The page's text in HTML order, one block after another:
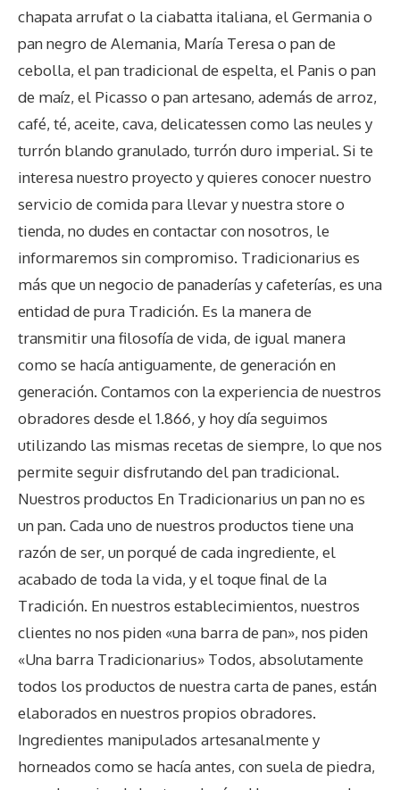
chapata arrufat o la ciabatta italiana, el Germania o
pan negro de Alemania, María Teresa o pan de
cebolla, el pan tradicional de espelta, el Panis o pan
de maíz, el Picasso o pan artesano, además de arroz,
café, té, aceite, cava, delicatessen como las neules y
turrón blando granulado, turrón duro imperial. Si te
interesa nuestro proyecto y quieres conocer nuestro
servicio de comida para llevar y nuestra store o
tienda, no dudes en contactar con nosotros, le
informaremos sin compromiso. Tradicionarius es
más que un negocio de panaderías y cafeterías, es una
entidad de pura Tradición. Es la manera de
transmitir una filosofía de vida, de igual manera
como se hacía antiguamente, de generación en
generación. Contamos con la experiencia de nuestros
obradores desde el 1.866, y hoy día seguimos
utilizando las mismas recetas de siempre, lo que nos
permite seguir disfrutando del pan tradicional.
Nuestros productos En Tradicionarius un pan no es
un pan. Cada uno de nuestros productos tiene una
razón de ser, un porqué de cada ingrediente, el
acabado de toda la vida, y el toque final de la
Tradición. En nuestros establecimientos, nuestros
clientes no nos piden «una barra de pan», nos piden
«Una barra Tradicionarius» Todos, absolutamente
todos los productos de nuestra carta de panes, están
elaborados en nuestros propios obradores.
Ingredientes manipulados artesanalmente y
horneados como se hacía antes, con suela de piedra,